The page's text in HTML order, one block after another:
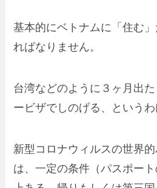
基本的にベトナムに「住む
ればなりません。
台湾などのように３ヶ月出
ービザでしのげる、というわ
新型コロナウィルスの世界
は、一定の条件（パスポー